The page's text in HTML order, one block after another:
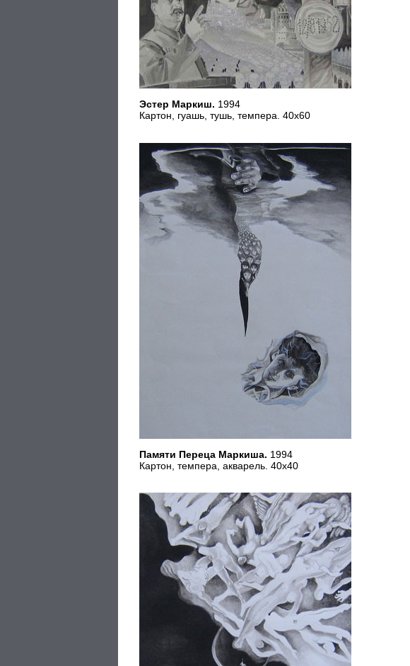
Эстер Маркиш. 1994
Картон, гуашь, тушь, темпера. 40х60
Памяти Переца Маркиша. 1994
Картон, темпера, акварель. 40х40